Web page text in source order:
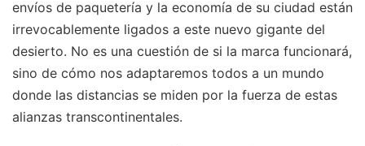
envíos de paquetería y la economía de su ciudad están
irrevocablemente ligados a este nuevo gigante del
desierto. No es una cuestión de si la marca funcionará,
sino de cómo nos adaptaremos todos a un mundo
donde las distancias se miden por la fuerza de estas
alianzas transcontinentales.